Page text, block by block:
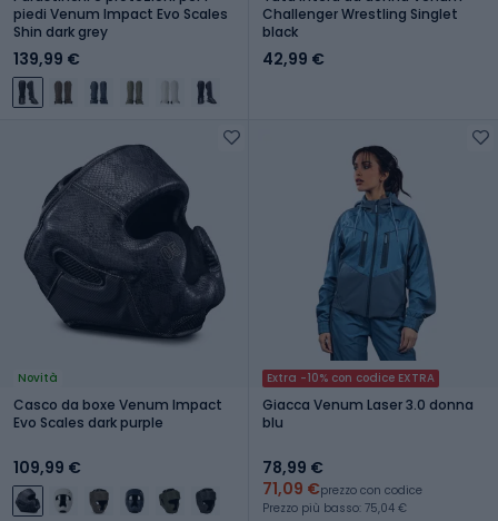
piedi Venum Impact Evo Scales
Shin dark grey
139,99 €
Challenger Wrestling Singlet
black
42,99 €
Novità
Casco da boxe Venum Impact
Evo Scales dark purple
109,99 €
Extra -10% con codice EXTRA
Giacca Venum Laser 3.0 donna
blu
78,99 €
71,09 €prezzo con codice
Prezzo più basso: 75,04 €